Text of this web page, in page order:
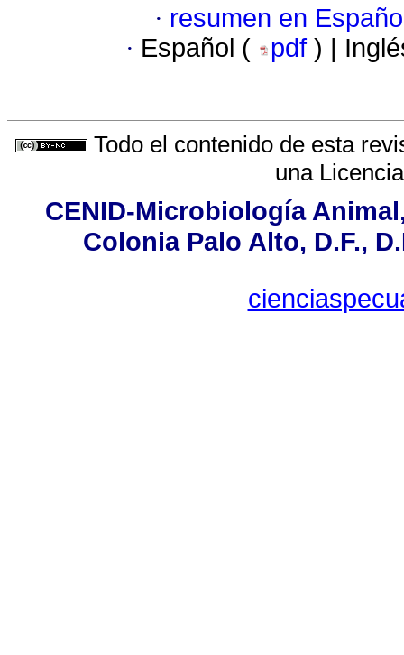
· resumen en
· Español ( pdf ) |
Todo el contenido de esta
una
CENID-Microbiología
Colonia Palo Alto, D.F.,